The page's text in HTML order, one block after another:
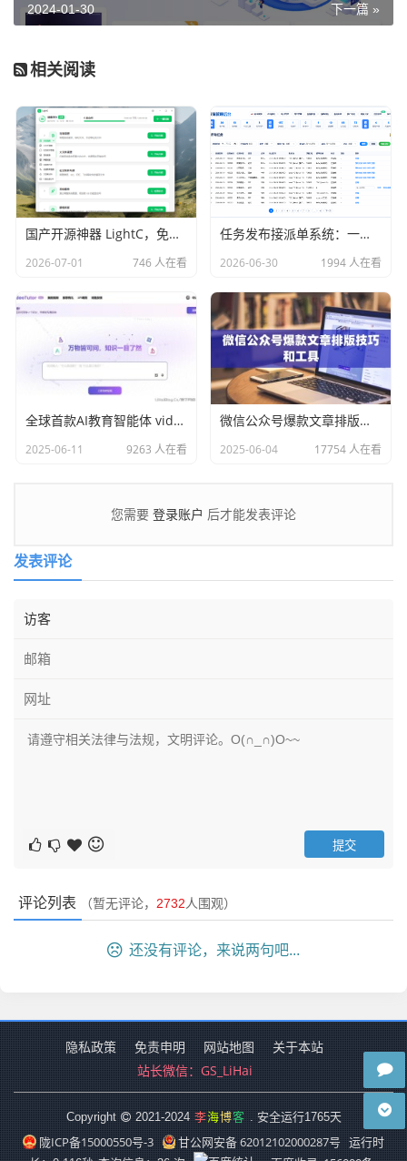
下一篇 »
2024-01-30
相关阅读
国产开源神器 LightC，免费、开源、干净且强大的C盘清理工具
2026-07-01 746 人在看
任务发布接派单系统：一站式任务发布、接单、派单、交付、结算平台
2026-06-30 1994 人在看
全球首款AI教育智能体 videotutor.io
2025-06-11 9263 人在看
微信公众号爆款文章排版技巧和工具
2025-06-04 17754 人在看
您需要 登录账户 后才能发表评论
发表评论
评论列表 （暂无评论， 2732人围观）
还没有评论，来说两句吧...
隐私政策 免责申明 网站地图
关于本站
站长微信：GS_LiHai
Copyright 2021-2024 李海博客 . 安全运行1765天
陇ICP备15000550号-3 甘公网安备 62012102000287号
运行时